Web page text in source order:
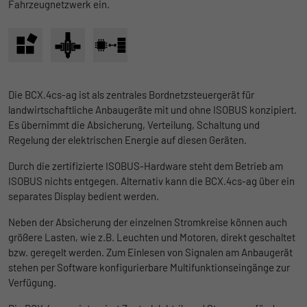
Fahrzeugnetzwerk ein.
Die BCX.4cs-ag ist als zentrales Bordnetzsteuergerät für
landwirtschaftliche Anbaugeräte mit und ohne ISOBUS konzipiert.
Es übernimmt die Absicherung, Verteilung, Schaltung und
Regelung der elektrischen Energie auf diesen Geräten.
Durch die zertifizierte ISOBUS-Hardware steht dem Betrieb am
ISOBUS nichts entgegen. Alternativ kann die BCX.4cs-ag über ein
separates Display bedient werden.
Neben der Absicherung der einzelnen Stromkreise können auch
größere Lasten, wie z.B. Leuchten und Motoren, direkt geschaltet
bzw. geregelt werden. Zum Einlesen von Signalen am Anbaugerät
stehen per Software konfigurierbare Multifunktionseingänge zur
Verfügung.
Zweck
Registriert eine eindeutige ID, die
dazu, wie der Besucher die Website nutzt,
zu generieren.
Name _gat
Anbieter Google
Zweck
Google Analytics nimmt sich diesen Cookie
zur Hilfe, um die Anforderungsrate zu
drosseln und die Datenerfassung auf
Websites mit hohem Datenverkehr zu
begrenzen.
Name
Ohne diese Einbindung können die Jobangebote nicht
Name _bms_session
Laufzeit 1 Jahr
Wird von Empfehlungsbund.de gesetzt, um
und Empfehlungsfunktionen zu speichern.
Cookie-Informationen anzeigen
Das LinkedIn Insight Tag wird verwendet, um Besuche und
Aktionen auf unserer Website nachzuverfolgen. Die Daten
helfen uns, die Wirksamkeit von Werbekampagnen zu messen
und interessenbasierte Werbung auf LinkedIn anzuzeigen.
Name li_gc
Anbieter LinkedIn
Laufzeit 6 Monate
Zweck
Speichert die Zustimmung der Besucher zur
Verwendung von Cookies für nicht
Cookie-Informationen anzeigen